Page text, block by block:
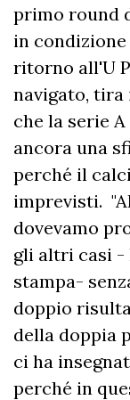
primo round
in
ritorno all'U
navigato, tira
che la serie
ancora una
perché il
imprevisti.
dovevamo
gli altri casi -
stampa-
doppio
della doppia
ci ha
perché in